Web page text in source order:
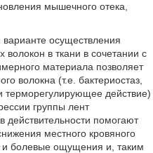
мышечного отека,
осуществления
волокон в ткани в сочетании с
материала позволяет
волокна (т.е. бактериостаз,
терморегулирующее действие)
группы лент
действительности помогают
местного кровяного
болевые ощущения и, таким